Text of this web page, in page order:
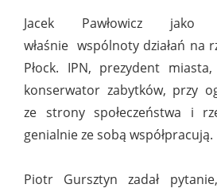
Jacek Pawłowicz jako
właśnie wspólnoty działań na
Płock. IPN, prezydent
konserwator zabytków, przy
ze strony społeczeństwa i
genialnie ze sobą współpracują.
Piotr Gursztyn zadał